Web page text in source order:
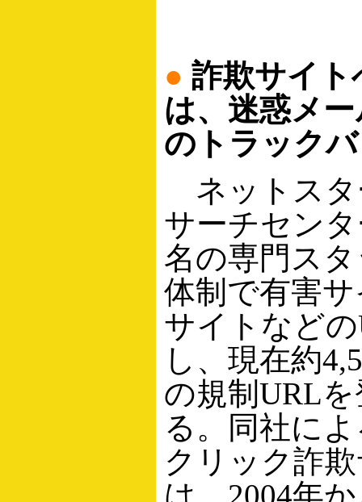
● 詐欺サイト
は、迷惑メ
のトラック
ネットスタ
サーチセン
名の専門ス
体制で有害
サイトなど
し、現在約
の規制URL
る。同社に
クリック詐